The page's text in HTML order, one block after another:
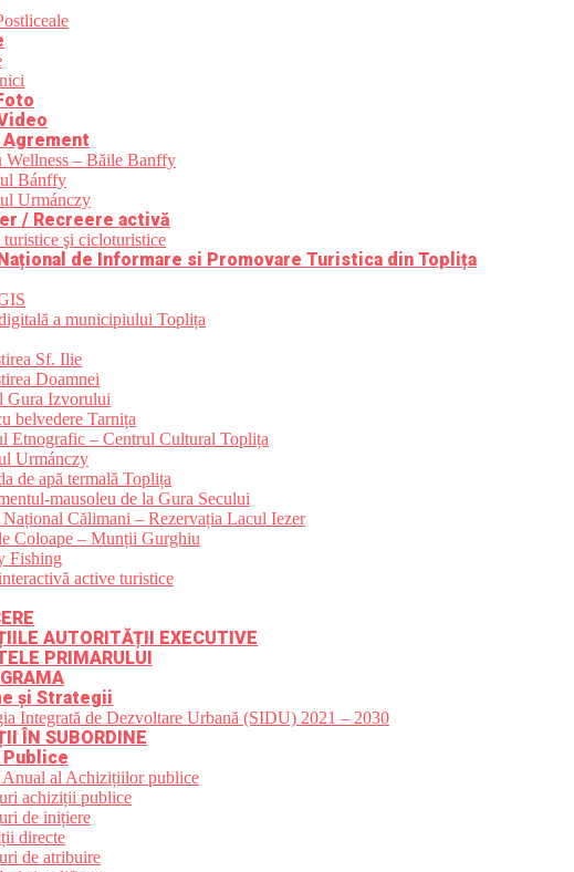
Agrement
Wellness – Băile Banffy
Bánffy
Urmánczy
/ Recreere activă
turistice şi cicloturistice
de Informare si Promovare Turistica din Toplița
a municipiului Toplița
Sf. Ilie
Doamnei
Gura Izvorului
belvedere Tarnița
Etnografic – Centrul Cultural Toplița
Urmánczy
de apă termală Toplița
mausoleu de la Gura Secului
Național Călimani – Rezervația Lacul Iezer
Coloape – Munții Gurghiu
Fishing
active turistice
AUTORITĂȚII EXECUTIVE
PRIMARULUI
și Strategii
Integrată de Dezvoltare Urbană (SIDU) 2021 – 2030
ÎN SUBORDINE
Anual al Achizițiilor publice
achiziții publice
de inițiere
directe
de atribuire